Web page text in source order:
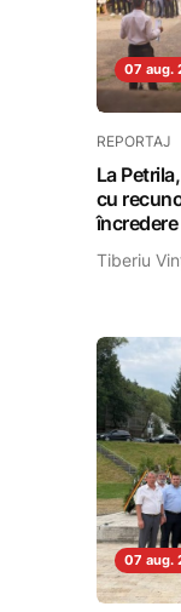
07 aug.
REPORTAJ
La
cu
Tiberiu
07 aug.